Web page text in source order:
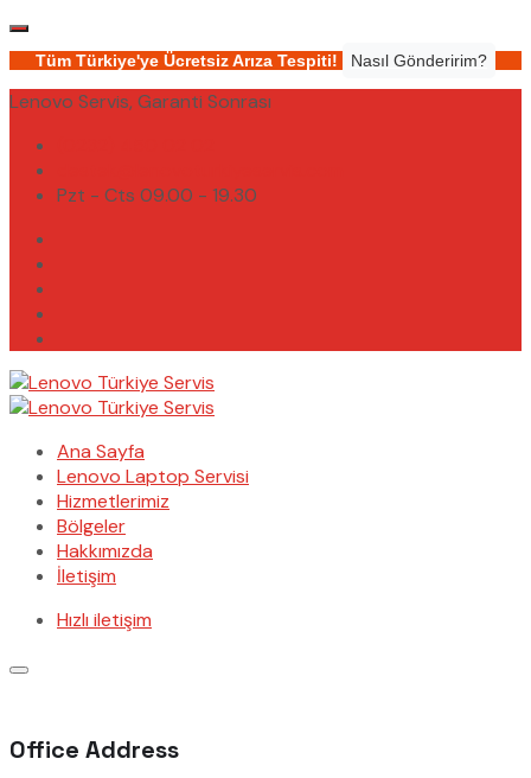
Tüm Türkiye'ye Ücretsiz Arıza Tespiti! Nasıl Gönderirim?
Lenovo Servis, Garanti Sonrası
Pzt - Cts 09.00 - 19.30
Ana Sayfa
Lenovo Laptop Servisi
Hizmetlerimiz
Bölgeler
Hakkımızda
İletişim
Hızlı iletişim
Office Address